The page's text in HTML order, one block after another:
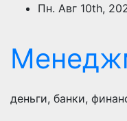
ПерейтиПн. Авг 10th,
деньги, банки,